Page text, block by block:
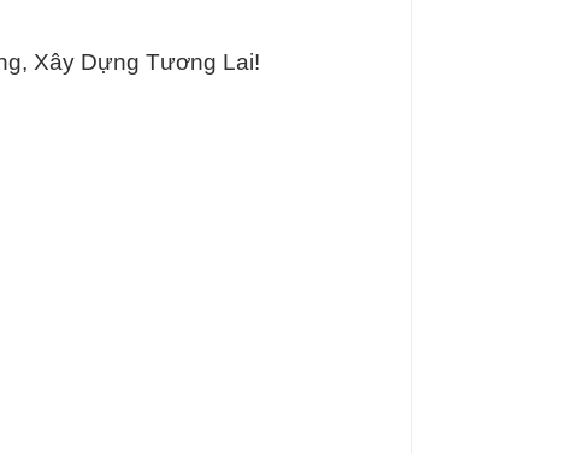
Xây Dựng Tương Lai!